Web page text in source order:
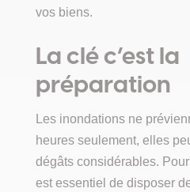
vos biens.
La clé c’est la
préparation
Les inondations ne
heures seulement, elles
dégâts considérables.
est essentiel de disposer